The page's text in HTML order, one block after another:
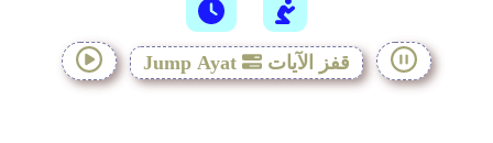
Jump Ayat قفز الآيات